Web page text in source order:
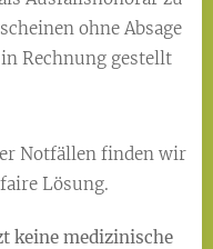
ohne Absage
Rechnung gestellt
Notfällen finden wir
Lösung.
keine medizinische